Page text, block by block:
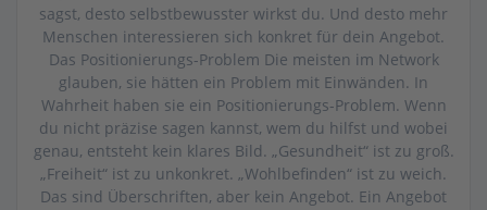
sagst, desto selbstbewusster wirkst du. Und desto mehr
Menschen interessieren sich konkret für dein Angebot.
Das Positionierungs-Problem Die meisten im Network
glauben, sie hätten ein Problem mit Einwänden. In
Wahrheit haben sie ein Positionierungs-Problem. Wenn
du nicht präzise sagen kannst, wem du hilfst und wobei
genau, entsteht kein klares Bild. „Gesundheit“ ist zu groß.
„Freiheit“ ist zu unkonkret. „Wohlbefinden“ ist zu weich.
Das sind Überschriften, aber kein Angebot. Ein Angebot